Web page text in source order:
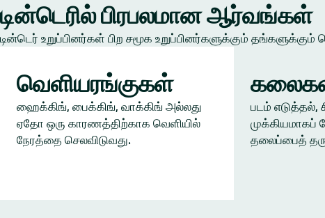
டின்டெரில் பிரபலமான ஆர்வங்கள்
டின்டெர் உறுப்பினர்கள் பிற சமூக உறுப்பினர்களுக்கும்
வெளியரங்குகள்
ஹைக்கிங், பைக்கிங், வாக்கிங் அல்லது
ஏதோ ஒரு காரணத்திற்காக வெளியில்
நேரத்தை செலவிடுவது.
படம் எடுத்தல்,
முக்கியமாகப்
தலைப்பைத்